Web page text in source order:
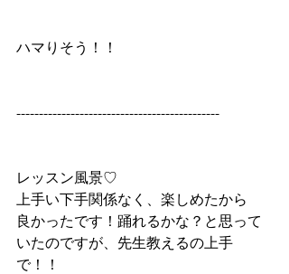
ハマりそう！！
---------------------------------------------
レッスン風景♡
上手い下手関係なく、楽しめたから
良かったです！踊れるかな？と思って
いたのですが、先生教えるの上手
で！！